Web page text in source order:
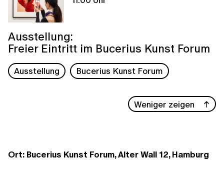
Ausstellung:
Freier Eintritt im Bucerius Kunst Forum
Ausstellung Bucerius Kunst Forum
Weniger zeigen
Ort: Bucerius Kunst Forum, Alter Wall 12, Hamburg